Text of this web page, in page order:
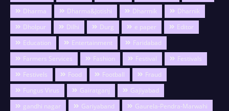
Dharma
Dharma&Jotishi Dharmik
Dharnik
Dholpur
Dilhi Durg e paper
Editor
Education
Entertainment
Faridabad
Farmers Services
Fashion Festival
Festivals
Festivels
Food Football
Fraud
Fungus Virus
Gairatganj
Gajiyabad
gandhi nagar
Gariyaband
Gaurela-Pendra-Marwahi